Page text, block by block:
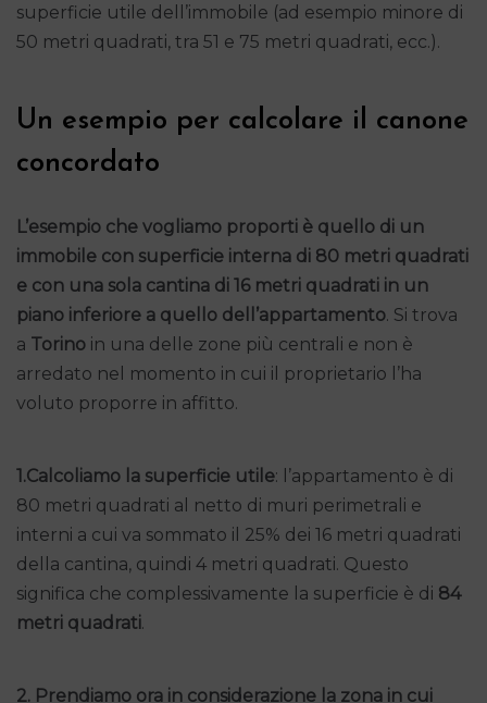
superficie utile dell’immobile (ad esempio minore di
50 metri quadrati, tra 51 e 75 metri quadrati, ecc.).
Un esempio per calcolare il canone
concordato
L’esempio che vogliamo proporti è quello di un
immobile con superficie interna di 80 metri quadrati
e con una sola cantina di 16 metri quadrati in un
piano inferiore a quello dell’appartamento. Si trova
a Torino in una delle zone più centrali e non è
arredato nel momento in cui il proprietario l’ha
voluto proporre in affitto.
1.Calcoliamo la superficie utile: l’appartamento è di
80 metri quadrati al netto di muri perimetrali e
interni a cui va sommato il 25% dei 16 metri quadrati
della cantina, quindi 4 metri quadrati. Questo
significa che complessivamente la superficie è di 84
metri quadrati.
2. Prendiamo ora in considerazione la zona in cui